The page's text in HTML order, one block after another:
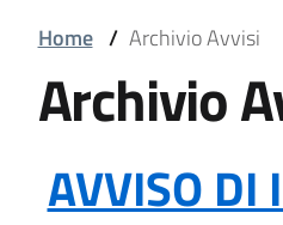
Block
it-
block-
Home / Archivio Avvisi
Block
block-
Archivio
Block
In
Comunicazioni
AVVISO DI